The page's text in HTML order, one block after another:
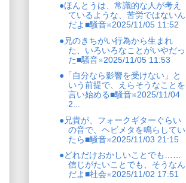
●ほんとうは、常識的な人が考え
ているような、苦労ではないん
だよ■騒音※2025/11/05 11:52
●兄のきちがい行為から生まれ
た、いろいろなことがいやだっ
た■騒音※2025/11/05 11:53
●「自分なら影響を受けない」と
いう前提で、えらそうなことを
言い始める■騒音※2025/11/04
2...
●兄貴が、フォークギターぐらい
の音で、ヘビメタを鳴らしてい
たら■騒音※2025/11/03 21:15
●どれだけおかしいことでも……
信じがたいことでも、そうなん
だよ■社会※2025/11/02 17:51